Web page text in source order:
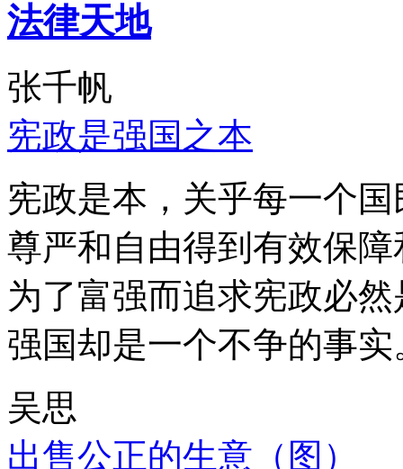
法律天地
张千帆
宪政是强国之本
宪政是本，关乎每一个
尊严和自由得到有效保
为了富强而追求宪政必
强国却是一个不争的事实
吴思
出售公正的生意（图）